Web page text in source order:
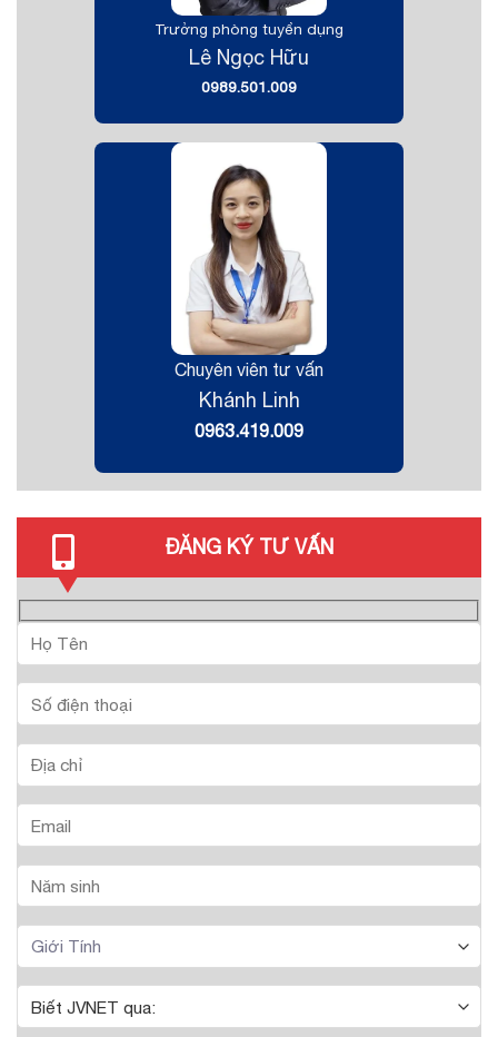
Trưởng phòng tuyển dụng
Lê Ngọc Hữu
0989.501.009
Chuyên viên tư vấn
Khánh Linh
0963.419.009
ĐĂNG KÝ TƯ VẤN